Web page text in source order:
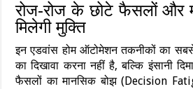
रोज-रोज के छोटे फैसलों और
मिलेगी मुक्ति
इन एडवांस होम ऑटोमेशन तकनीकों का
का दिखावा करना नहीं है, बल्कि इंसानी
फैसलों का मानसिक बोझ (Decision